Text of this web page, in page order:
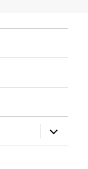
laienda